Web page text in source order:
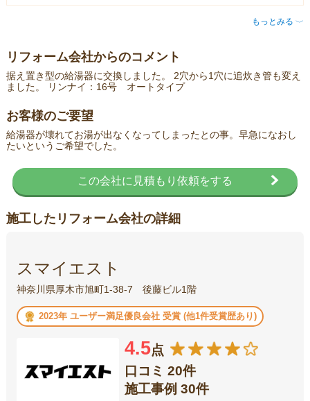
もっとみる 〈
リフォーム会社からのコメント
据え置き型の給湯器に交換しました。 2穴から1穴に追炊き管も変え
ました。 リンナイ：16号 オートタイプ
お客様のご要望
給湯器が壊れてお湯が出なくなってしまったとの事。早急になおし
たいというご希望でした。
この会社に見積もり依頼をする
施工したリフォーム会社の詳細
スマイエスト
神奈川県厚木市旭町1-38-7 後藤ビル1階
2023年 ユーザー満足優良会社 受賞 (他1件受賞歴あり)
4.5点
口コミ 20件
施工事例 30件